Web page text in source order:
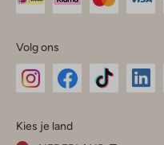
Volg ons
InstagramFacebook
Kies je land